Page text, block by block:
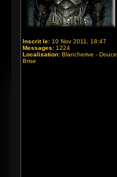
Inscrit le: 10 Nov 2011, 18:47
Messages: 1224
Localisation: Blancherive - Douce
Brise